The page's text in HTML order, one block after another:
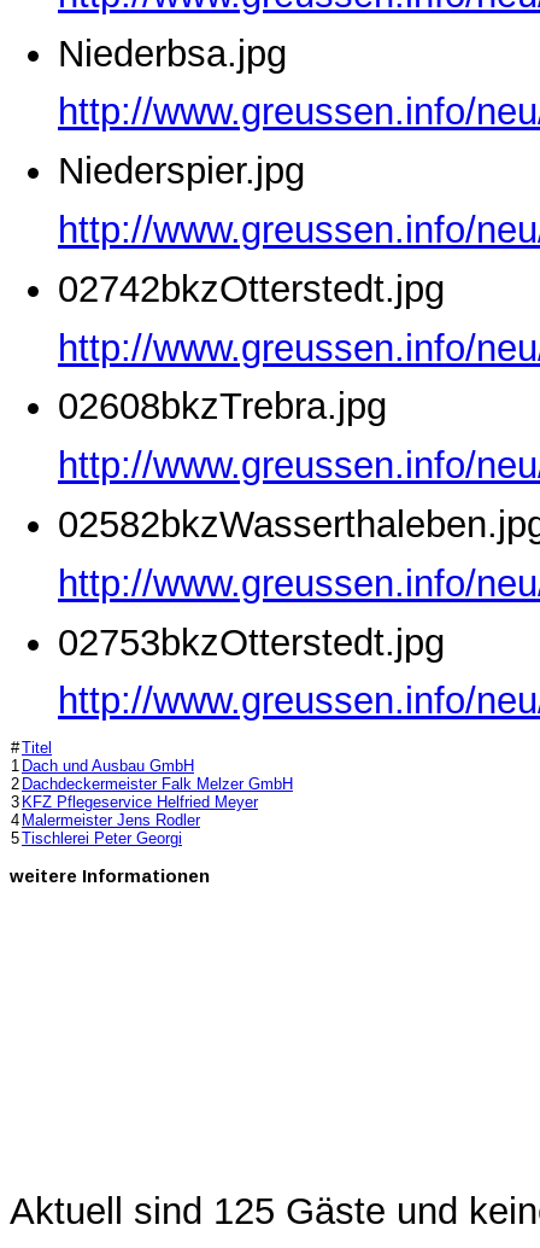
Niederbsa.jpg
http://www.greussen.info/
Niederspier.jpg
http://www.greussen.info/
02742bkzOtterstedt.jpg
http://www.greussen.info/
02608bkzTrebra.jpg
http://www.greussen.info/
http://www.greussen.info/
02753bkzOtterstedt.jpg
http://www.greussen.info/
#Titel
1 Dach und Ausbau GmbH
2 Dachdeckermeister Falk Melzer GmbH
3 KFZ Pflegeservice Helfried Meyer
4 Malermeister Jens Rodler
5Tischlerei Peter Georgi
weitere Informationen
Aktuell sind 125 Gäste und